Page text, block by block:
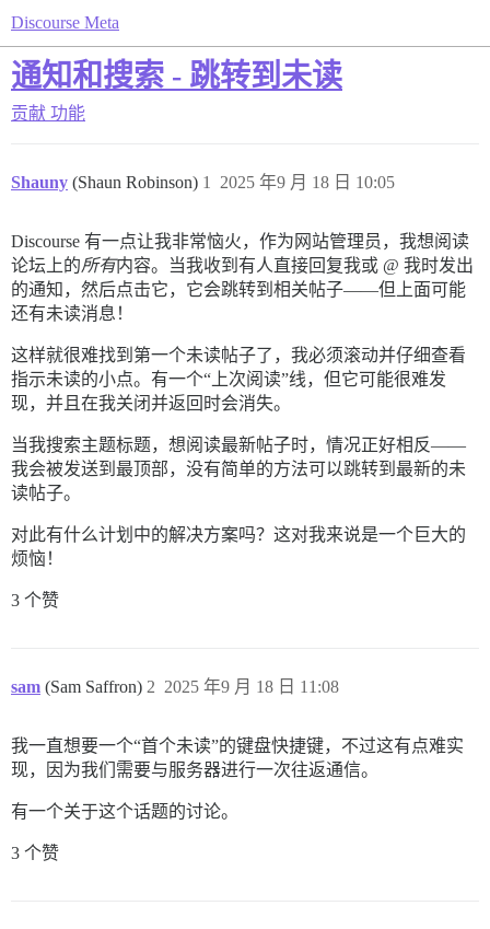
Discourse Meta
通知和搜索 - 跳转到未读
贡献 功能
Shauny (Shaun Robinson) 2025 年9 月 18 日 10:05
1
Discourse 有一点让我非常恼火，作为网站管理员，我想阅读
论坛上的所有内容。当我收到有人直接回复我或 @ 我时发出
的通知，然后点击它，它会跳转到相关帖子——但上面可能
还有未读消息！
这样就很难找到第一个未读帖子了，我必须滚动并仔细查看
指示未读的小点。有一个“上次阅读”线，但它可能很难发
现，并且在我关闭并返回时会消失。
当我搜索主题标题，想阅读最新帖子时，情况正好相反——
我会被发送到最顶部，没有简单的方法可以跳转到最新的未
读帖子。
对此有什么计划中的解决方案吗？这对我来说是一个巨大的
烦恼！
3 个赞
sam (Sam Saffron) 2025 年9 月 18 日 11:08
2
我一直想要一个“首个未读”的键盘快捷键，不过这有点难实
现，因为我们需要与服务器进行一次往返通信。
有一个关于这个话题的讨论。
3 个赞